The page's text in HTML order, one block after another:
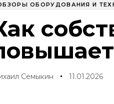
ОБОРУДОВАНИЯ И
Семыкин 11.01.2026